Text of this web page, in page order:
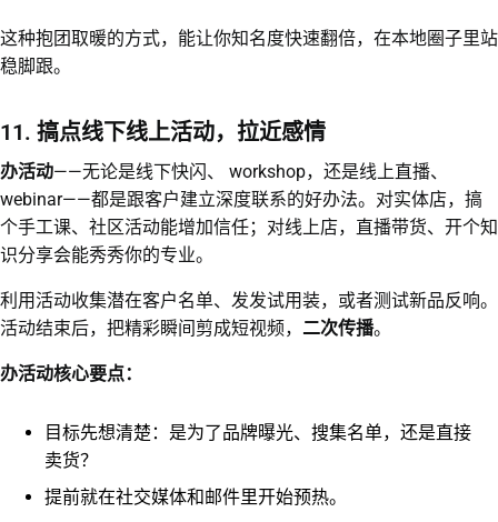
这种抱团取暖的方式，能让你知名度快速翻倍，在本地圈子里站
稳脚跟。
11. 搞点线下线上活动，拉近感情
办活动——无论是线下快闪、 workshop，还是线上直播、
webinar——都是跟客户建立深度联系的好办法。对实体店，搞
个手工课、社区活动能增加信任；对线上店，直播带货、开个知
识分享会能秀秀你的专业。
利用活动收集潜在客户名单、发发试用装，或者测试新品反响。
活动结束后，把精彩瞬间剪成短视频， 二次传播。
办活动核心要点：
目标先想清楚：是为了品牌曝光、搜集名单，还是直接
卖货？
提前就在社交媒体和邮件里开始预热。